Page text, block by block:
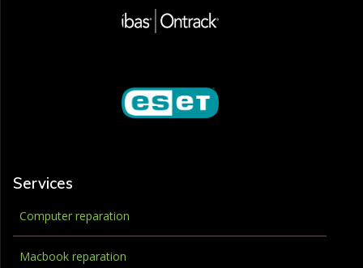
Services
Computer reparation
Macbook reparation